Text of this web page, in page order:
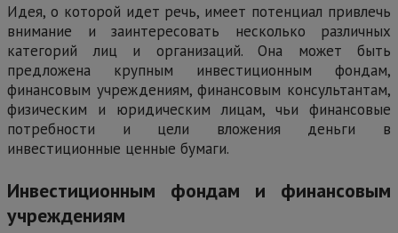
Идея, о которой идет речь, имеет потенциал привлечь
внимание и заинтересовать несколько различных
категорий лиц и организаций. Она может быть
предложена крупным инвестиционным фондам,
финансовым учреждениям, финансовым консультантам,
физическим и юридическим лицам, чьи финансовые
потребности и цели вложения деньги в
инвестиционные ценные бумаги.
Инвестиционным фондам и финансовым
учреждениям